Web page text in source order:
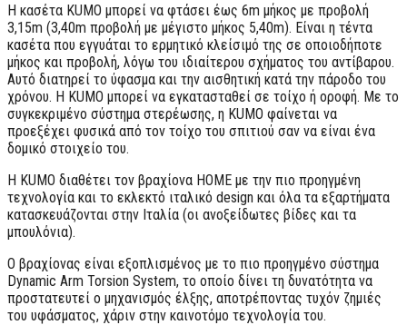
Η κασέτα KUMO μπορεί να φτάσει έως 6m μήκος με προβολή
3,15m (3,40m προβολή με μέγιστο μήκος 5,40m). Είναι η τέντα
κασέτα που εγγυάται το ερμητικό κλείσιμό της σε οποιοδήποτε
μήκος και προβολή, λόγω του ιδιαίτερου σχήματος του αντίβαρου.
Αυτό διατηρεί το ύφασμα και την αισθητική κατά την πάροδο του
χρόνου. Η KUMO μπορεί να εγκατασταθεί σε τοίχο ή οροφή. Με το
συγκεκριμένο σύστημα στερέωσης, η KUMO φαίνεται να
προεξέχει φυσικά από τον τοίχο του σπιτιού σαν να είναι ένα
δομικό στοιχείο του.
Η KUMO διαθέτει τον βραχίονα HOME με την πιο προηγμένη
τεχνολογία και το εκλεκτό ιταλικό design και όλα τα εξαρτήματα
κατασκευάζονται στην Ιταλία (οι ανοξείδωτες βίδες και τα
μπουλόνια).
Ο βραχίονας είναι εξοπλισμένος με το πιο προηγμένο σύστημα
Dynamic Arm Torsion System, το οποίο δίνει τη δυνατότητα να
προστατευτεί ο μηχανισμός έλξης, αποτρέποντας τυχόν ζημιές
του υφάσματος, χάριν στην καινοτόμο τεχνολογία του.